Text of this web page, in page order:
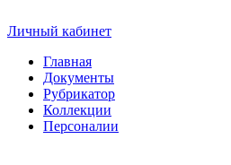
Личный кабинет
Главная
Документы
Рубрикатор
Коллекции
Персоналии